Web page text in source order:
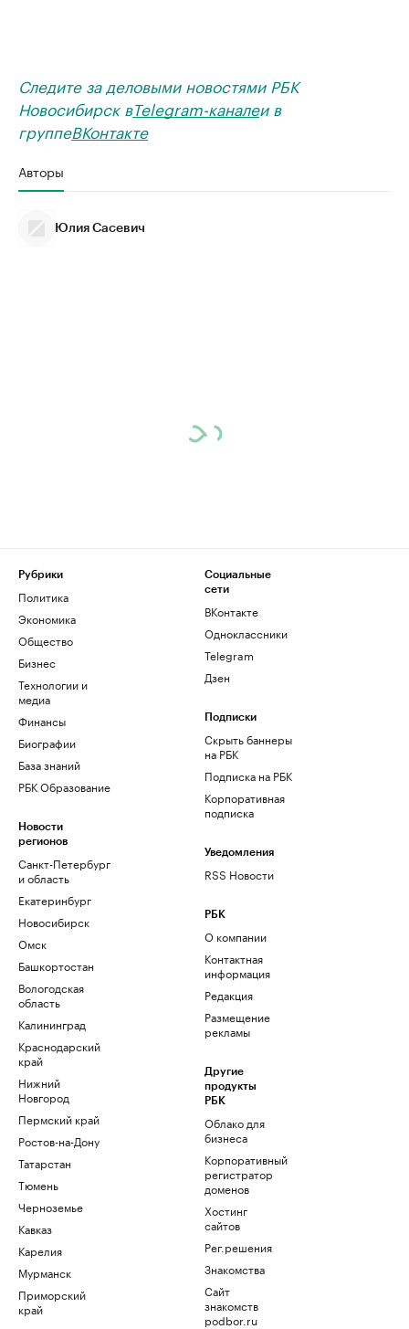
Следите за деловыми новостями РБК
Новосибирск вTelegram-каналеи в
группеВКонтакте
Авторы
Юлия Сасевич
Рубрики
Политика
Экономика
Общество
Бизнес
Технологии и
медиа
Финансы
Биографии
База знаний
РБК Образование
Новости
регионов
Санкт-Петербург
и область
Екатеринбург
Новосибирск
Омск
Башкортостан
Вологодская
область
Калининград
Краснодарский
край
Нижний
Новгород
Пермский край
Ростов-на-Дону
Татарстан
Тюмень
Черноземье
Кавказ
Карелия
Мурманск
Приморский
край
Социальные
сети
ВКонтакте
Одноклассники
Telegram
Дзен
Подписки
Скрыть баннеры
на РБК
Подписка на РБК
Корпоративная
подписка
Уведомления
RSS Новости
РБК
О компании
Контактная
информация
Редакция
Размещение
рекламы
Другие
продукты
РБК
Облако для
бизнеса
Корпоративный
регистратор
доменов
Хостинг
сайтов
Рег.решения
Знакомства
Сайт
знакомств
podbor.ru